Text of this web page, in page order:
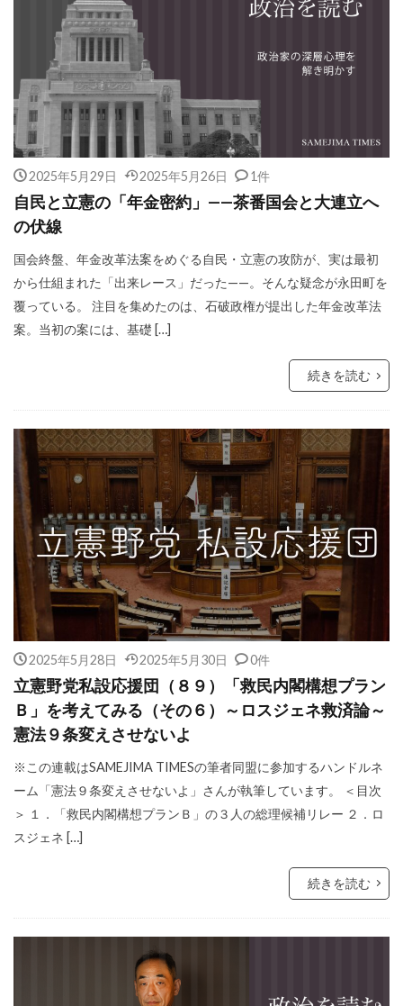
2025年5月29日 2025年5月26日 1件
自民と立憲の「年金密約」——茶番国会と大連立へ
の伏線
国会終盤、年金改革法案をめぐる自民・立憲の攻防が、実は最初
から仕組まれた「出来レース」だった——。そんな疑念が永田町を
覆っている。 注目を集めたのは、石破政権が提出した年金改革法
案。当初の案には、基礎 […]
続きを読む
2025年5月28日 2025年5月30日 0件
立憲野党私設応援団（８９）「救民内閣構想プラン
Ｂ」を考えてみる（その６）～ロスジェネ救済論～
憲法９条変えさせないよ
※この連載はSAMEJIMA TIMESの筆者同盟に参加するハンドルネ
ーム「憲法９条変えさせないよ」さんが執筆しています。 ＜目次
＞ １．「救民内閣構想プランＢ」の３人の総理候補リレー ２．ロ
スジェネ […]
続きを読む